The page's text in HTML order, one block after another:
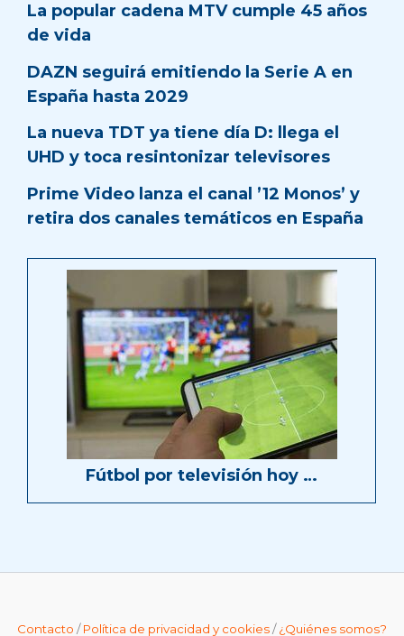
La popular cadena MTV cumple 45 años
de vida
DAZN seguirá emitiendo la Serie A en
España hasta 2029
La nueva TDT ya tiene día D: llega el
UHD y toca resintonizar televisores
Prime Video lanza el canal ’12 Monos’ y
retira dos canales temáticos en España
Fútbol por televisión hoy …
Contacto /Política de privacidad y cookies/¿Quiénes somos?